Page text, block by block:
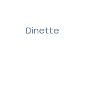
Dinette